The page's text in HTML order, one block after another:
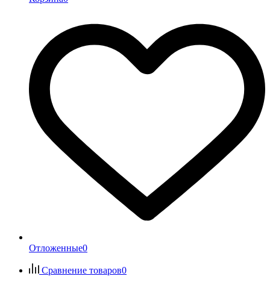
Отложенные0
Сравнение товаров0